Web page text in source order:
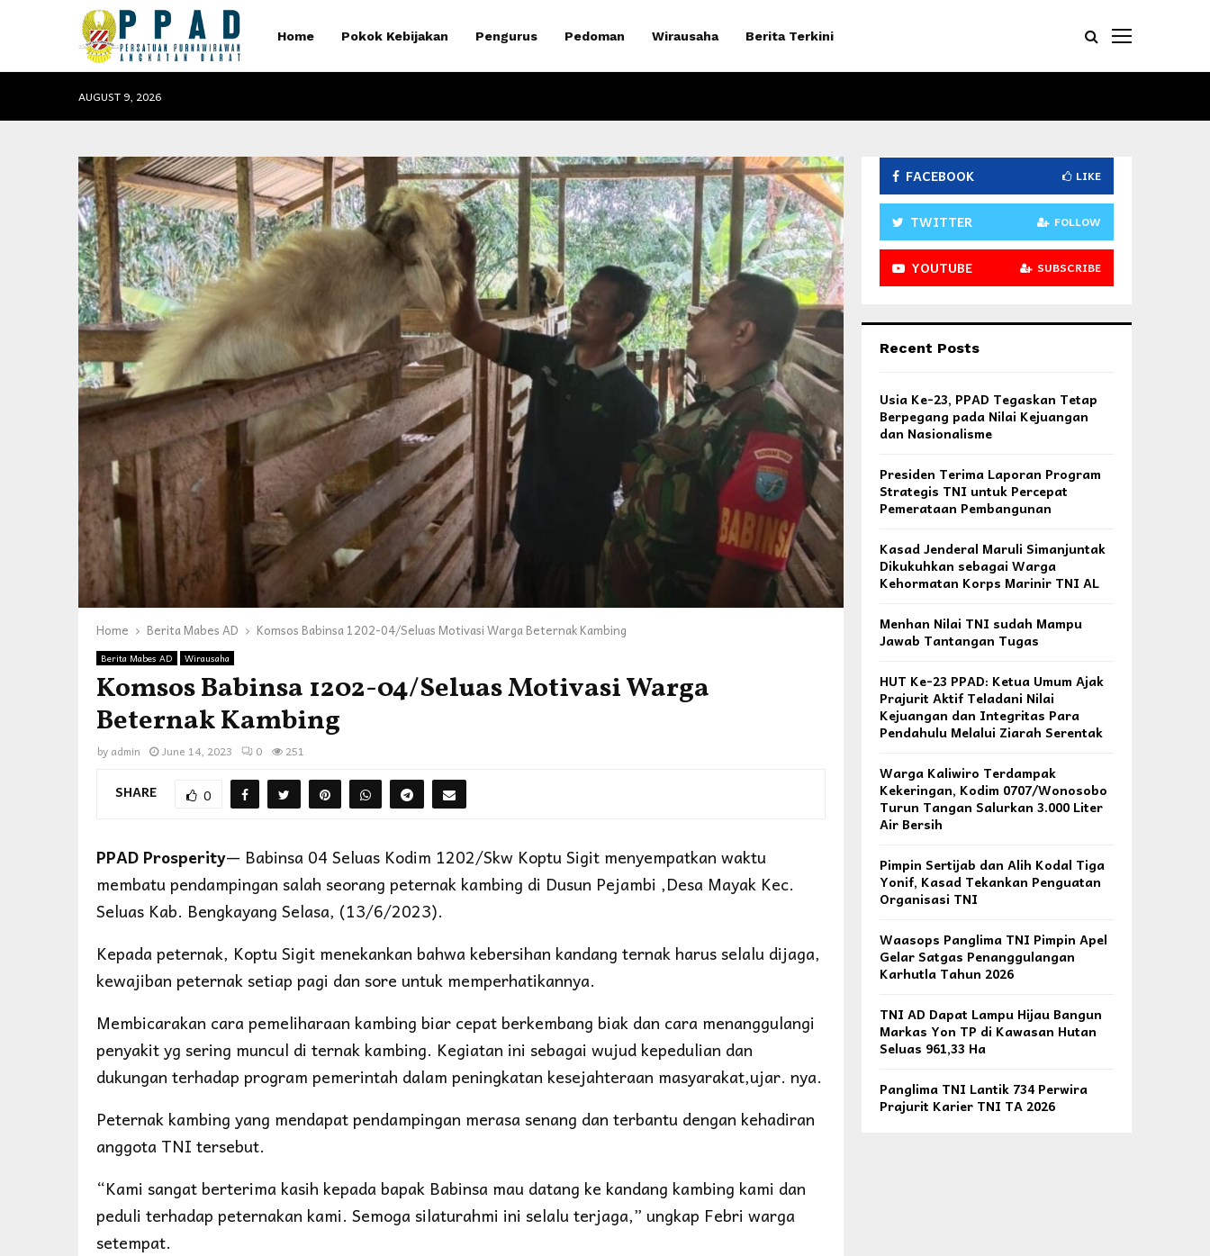
Home Pokok Kebijakan Pengurus Pedoman Wirausaha Berita Terkini
AUGUST 9, 2026
Home Berita Mabes AD Komsos Babinsa 1202-04/Seluas Motivasi Warga Beternak Kambing
Berita Mabes AD Wirausaha
Komsos Babinsa 1202-04/Seluas Motivasi Warga
Beternak Kambing
by admin June 14, 2023 0 251
SHARE 0
PPAD Prosperity— Babinsa 04 Seluas Kodim 1202/Skw Koptu Sigit menyempatkan waktu
membatu pendampingan salah seorang peternak kambing di Dusun Pejambi ,Desa Mayak Kec.
Seluas Kab. Bengkayang Selasa, (13/6/2023).
Kepada peternak, Koptu Sigit menekankan bahwa kebersihan kandang ternak harus selalu dijaga,
kewajiban peternak setiap pagi dan sore untuk memperhatikannya.
Membicarakan cara pemeliharaan kambing biar cepat berkembang biak dan cara menanggulangi
penyakit yg sering muncul di ternak kambing. Kegiatan ini sebagai wujud kepedulian dan
dukungan terhadap program pemerintah dalam peningkatan kesejahteraan masyarakat,ujar. nya.
Peternak kambing yang mendapat pendampingan merasa senang dan terbantu dengan kehadiran
anggota TNI tersebut.
“Kami sangat berterima kasih kepada bapak Babinsa mau datang ke kandang kambing kami dan
peduli terhadap peternakan kami. Semoga silaturahmi ini selalu terjaga,” ungkap Febri warga
setempat.
FACEBOOK LIKE
TWITTER FOLLOW
YOUTUBE SUBSCRIBE
Recent Posts
Usia Ke-23, PPAD Tegaskan Tetap
Berpegang pada Nilai Kejuangan
dan Nasionalisme
Presiden Terima Laporan Program
Strategis TNI untuk Percepat
Pemerataan Pembangunan
Kasad Jenderal Maruli Simanjuntak
Dikukuhkan sebagai Warga
Kehormatan Korps Marinir TNI AL
Menhan Nilai TNI sudah Mampu
Jawab Tantangan Tugas
HUT Ke-23 PPAD: Ketua Umum Ajak
Prajurit Aktif Teladani Nilai
Kejuangan dan Integritas Para
Pendahulu Melalui Ziarah Serentak
Warga Kaliwiro Terdampak
Kekeringan, Kodim 0707/Wonosobo
Turun Tangan Salurkan 3.000 Liter
Air Bersih
Pimpin Sertijab dan Alih Kodal Tiga
Yonif, Kasad Tekankan Penguatan
Organisasi TNI
Waasops Panglima TNI Pimpin Apel
Gelar Satgas Penanggulangan
Karhutla Tahun 2026
TNI AD Dapat Lampu Hijau Bangun
Markas Yon TP di Kawasan Hutan
Seluas 961,33 Ha
Panglima TNI Lantik 734 Perwira
Prajurit Karier TNI TA 2026